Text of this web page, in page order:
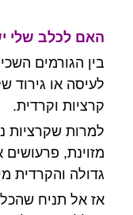
האם לכלב שלי
בין הגורמים
לעיסה או גירוד
קרציות וקרדית.
למרות שקרציות
מזוינת, פרעושים
גדולה והקרדית
אז אל תניח